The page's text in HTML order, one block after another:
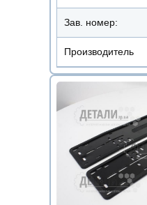
Зав. номер:
Производитель